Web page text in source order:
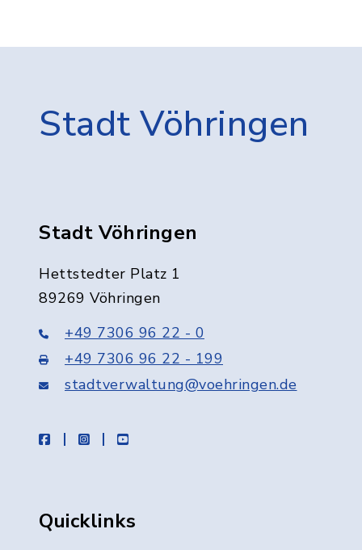
Stadt Vöhringen
Stadt Vöhringen
Hettstedter Platz 1
89269 Vöhringen
+49 7306 96 22 - 0
+49 7306 96 22 - 199
stadtverwaltung@voehringen.de
facebookinstagramyoutube
Quicklinks